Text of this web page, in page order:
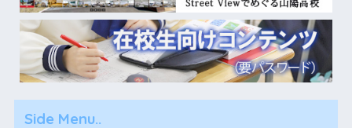
Side Menu..